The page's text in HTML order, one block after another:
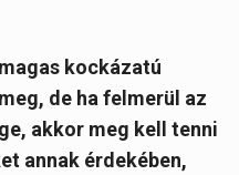
kockázatú
de ha felmerül az
akkor meg kell tenni
annak érdekében,